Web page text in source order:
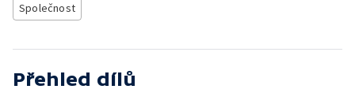
Společnost
Přehled dílů